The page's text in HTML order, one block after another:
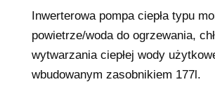
Inwerterowa pompa ciepła typu
powietrze/woda do ogrzewania,
wytwarzania ciepłej wody
wbudowanym zasobnikiem 177l.